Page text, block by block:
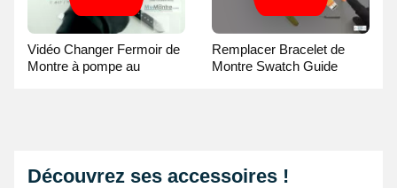
Vidéo Changer Fermoir de
Montre à pompe au
Remplacer Bracelet de
Montre Swatch Guide
Découvrez ses accessoires !